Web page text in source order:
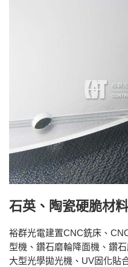
石英、陶瓷硬脆材
裕群光電建置CNC銑床、
型機、鑽石磨輪降面機、鑽
大型光學拋光機、UV固化貼